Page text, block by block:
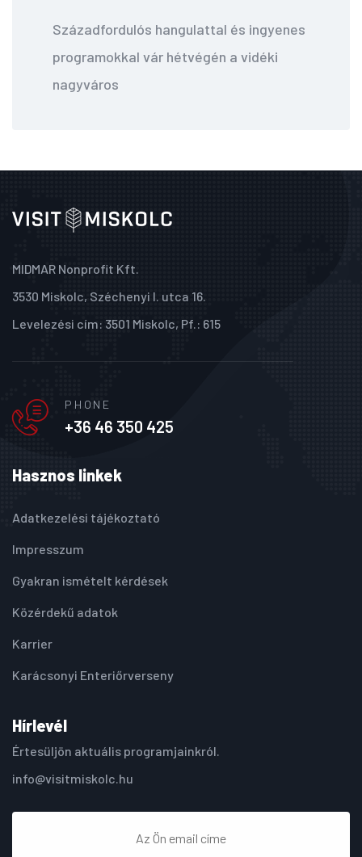
Századfordulós hangulattal és ingyenes
programokkal vár hétvégén a vidéki
nagyváros
MIDMAR Nonprofit Kft.
3530 Miskolc, Széchenyi I. utca 16.
Levelezési cím: 3501 Miskolc, Pf.: 615
PHONE
+36 46 350 425
Hasznos linkek
Adatkezelési tájékoztató
Impresszum
Gyakran ismételt kérdések
Közérdekű adatok
Karrier
Karácsonyi Enteriőrverseny
Hírlevél
Értesüljön aktuális programjainkról.
info@visitmiskolc.hu